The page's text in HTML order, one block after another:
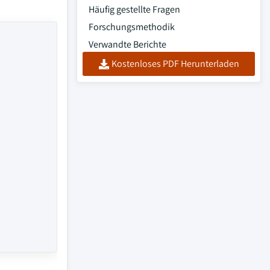
Häufig gestellte Fragen
Forschungsmethodik
Verwandte Berichte
Kostenloses PDF Herunterladen